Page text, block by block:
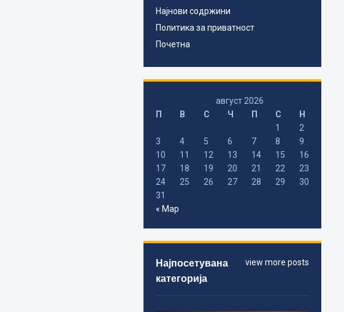
Најнови содржини
Политика за приватност
Почетна
август 2026
П
В С Ч П С
Н
1
2
3
4 5 6 7 8
9
10
11 12 13 14 15
16
17
18 19 20 21 22
23
24
25 26 27 28 29
30
31
« Мар
view more posts
Најпосетувана
категорија